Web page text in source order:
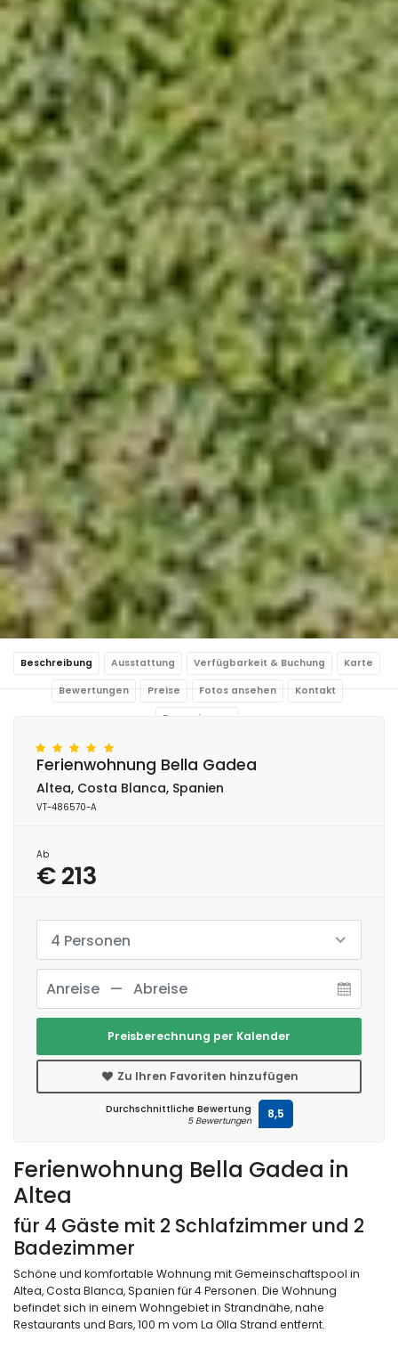
Beschreibung Ausstattung Verfügbarkeit & Buchung Karte
Bewertungen Preise Fotos ansehen Kontakt
Reservierung
Ferienwohnung Bella Gadea in
Altea
für 4 Gäste mit 2 Schlafzimmer und 2
Badezimmer
Schöne und komfortable Wohnung mit Gemeinschaftspool in
Altea, Costa Blanca, Spanien für 4 Personen. Die Wohnung
befindet sich in einem Wohngebiet in Strandnähe, nahe
Restaurants und Bars, 100 m vom La Olla Strand entfernt.
Ferienwohnung Bella Gadea
Altea, Costa Blanca, Spanien
VT-486570-A
Ab
€ 213
4 Personen
Preisberechnung per Kalender
Zu Ihren Favoriten hinzufügen
Durchschnittliche Bewertung
5 Bewertungen 8,5